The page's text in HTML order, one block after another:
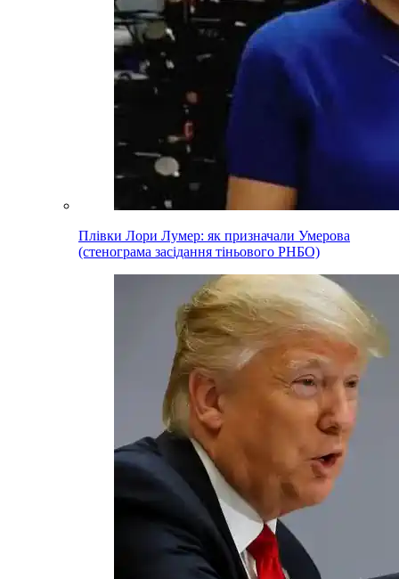
Плівки Лори Лумер: як призначали Умерова
(стенограма засідання тіньового РНБО)